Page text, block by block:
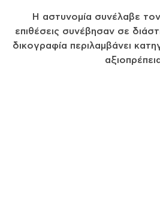
Η αστυνομία συνέλαβε
επιθέσεις συνέβησαν σε
δικογραφία περιλαμβάνει